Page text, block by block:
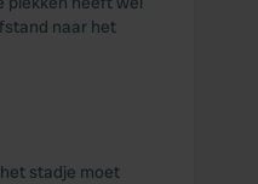
naar het
stadje moet